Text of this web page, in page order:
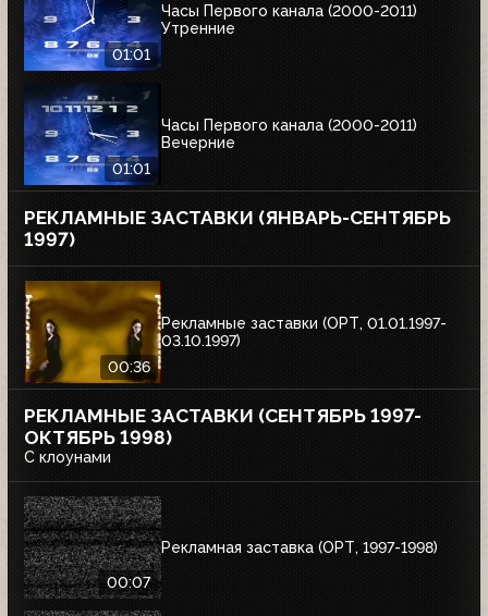
01:01
Часы Первого канала (2000-2011)
Утренние
01:01
Часы Первого канала (2000-2011)
Вечерние
РЕКЛАМНЫЕ ЗАСТАВКИ (ЯНВАРЬ-СЕНТЯБРЬ
1997)
00:36
Рекламные заставки (ОРТ, 01.01.1997-
03.10.1997)
РЕКЛАМНЫЕ ЗАСТАВКИ (СЕНТЯБРЬ 1997-
ОКТЯБРЬ 1998)
С клоунами
00:07
Рекламная заставка (ОРТ, 1997-1998)